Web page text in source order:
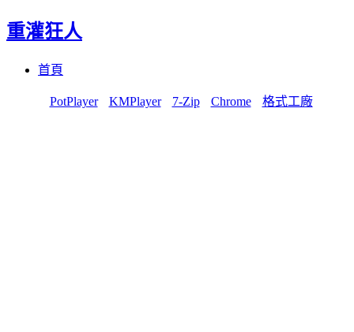
重灌狂人
首頁
PotPlayer KMPlayer 7-Zip Chrome 格式工廠